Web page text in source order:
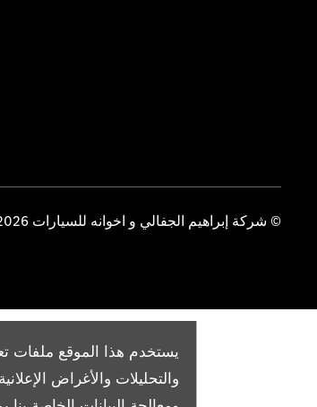
يستخدم هذا الموقع ملفات
والتحليلات والأغراض
© شركة إبراهيم الجفالي و اخوانه للسيارات 2026. كل الحقوق محفوظة